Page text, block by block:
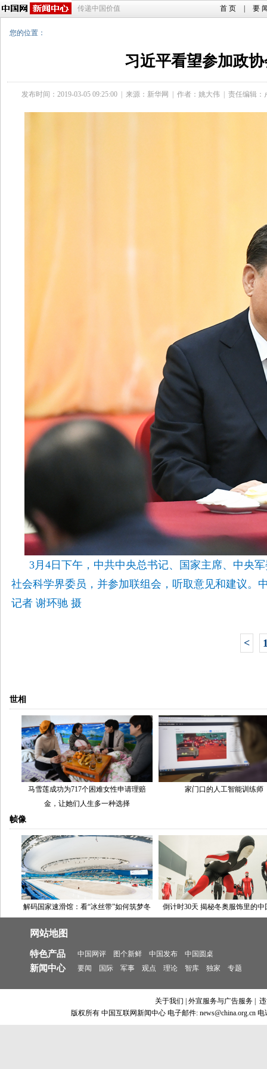
传递中国价值 首 页 要
您的位置：
习近平看望参加政
发布时间：2019-03-05 09:25:00 来源：新华网 作者：姚大伟 责任编辑：
3月4日下午，中共中央总书记、国家主席、中央
社会科学界委员，并参加联组会，听取意见和建议。
记者 谢环驰 摄
<